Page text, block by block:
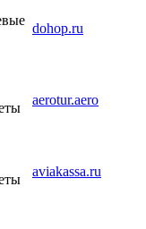
dohop.ru
aerotur.aero
aviakassa.ru